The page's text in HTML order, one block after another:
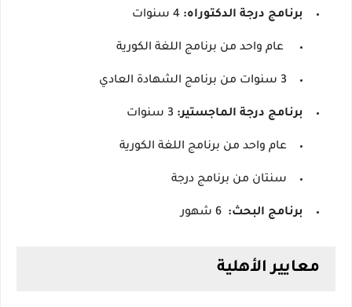
برنامج درجة الدكتوراه:
عام واحد من برنامج اللغة الكورية
3 سنوات من برنامج الشهادة العادي
برنامج درجة الماجستير:
عام واحد من برنامج اللغة الكورية
سنتان من برنامج درجة
برنامج البحث:
معايير الأهلية